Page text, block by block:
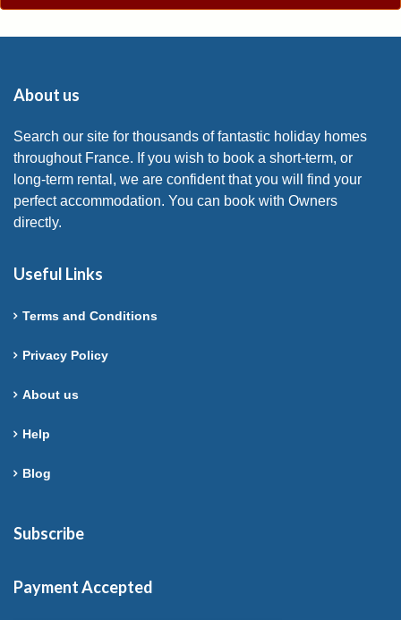
About us
Search our site for thousands of fantastic holiday homes
throughout France. If you wish to book a short-term, or
long-term rental, we are confident that you will find your
perfect accommodation. You can book with Owners
directly.
Useful Links
Terms and Conditions
Privacy Policy
About us
Help
Blog
Subscribe
Payment Accepted